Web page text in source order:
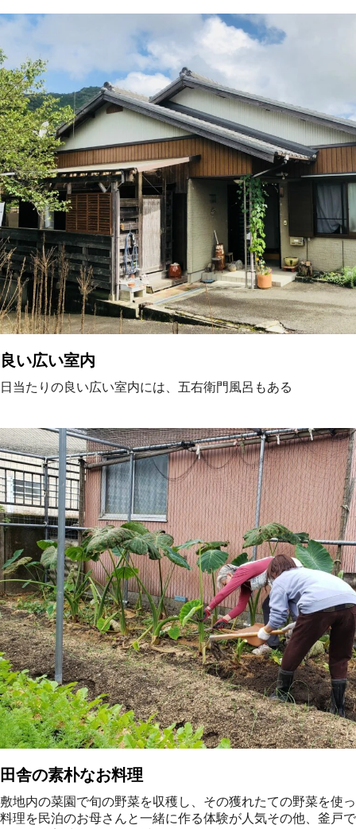
良い広い室内
日当たりの良い広い室内には、五右衛門風呂もある
田舎の素朴なお料理
敷地内の菜園で旬の野菜を収穫し、その獲れたての野菜を使
料理を民泊のお母さんと一緒に作る体験が人気その他、釜戸